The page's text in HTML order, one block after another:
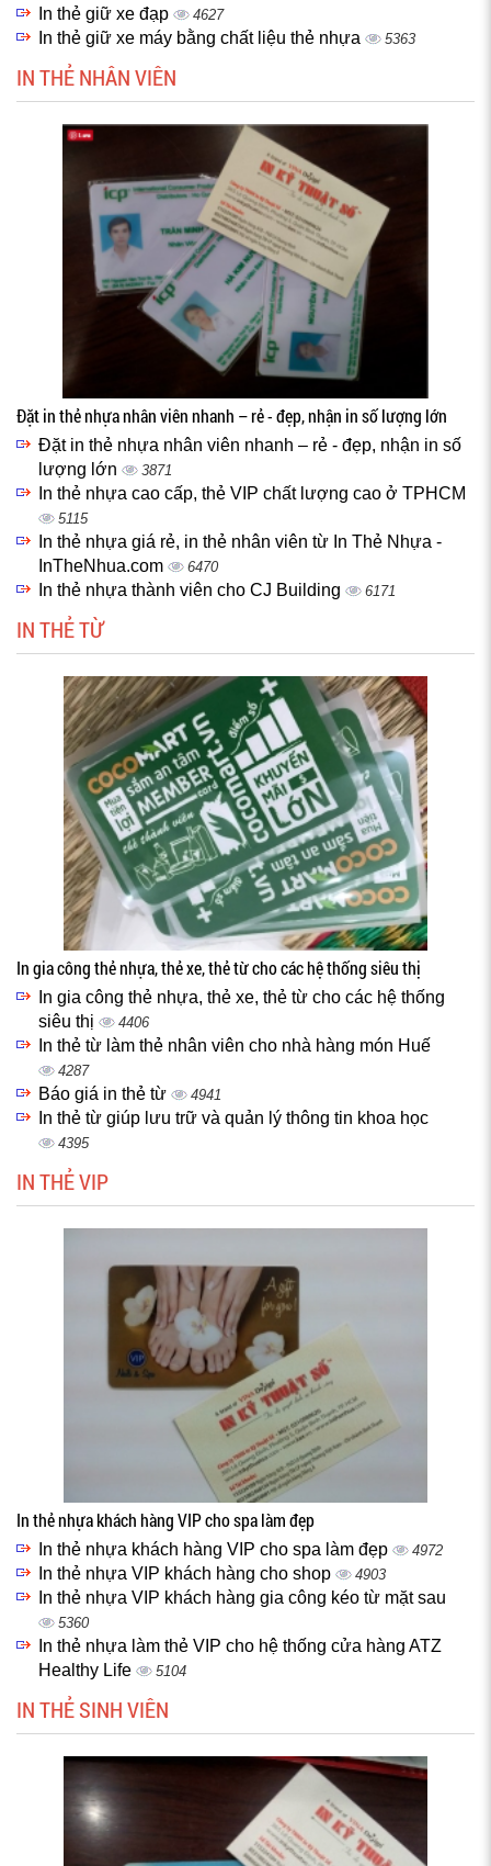
In thẻ giữ xe đạp 4627
In thẻ giữ xe máy bằng chất liệu thẻ nhựa 5363
IN THẺ NHÂN VIÊN
Đặt in thẻ nhựa nhân viên nhanh – rẻ - đẹp, nhận in số lượng lớn
Đặt in thẻ nhựa nhân viên nhanh – rẻ - đẹp, nhận in số
lượng lớn
3871
In thẻ nhựa cao cấp, thẻ VIP chất lượng cao ở TPHCM
5115
In thẻ nhựa giá rẻ, in thẻ nhân viên từ In Thẻ Nhựa -
InTheNhua.com
6470
In thẻ nhựa thành viên cho CJ Building 6171
IN THẺ TỪ
In gia công thẻ nhựa, thẻ xe, thẻ từ cho các hệ thống siêu thị
In gia công thẻ nhựa, thẻ xe, thẻ từ cho các hệ thống
siêu thị
4406
In thẻ từ làm thẻ nhân viên cho nhà hàng món Huế
4287
Báo giá in thẻ từ 4941
In thẻ từ giúp lưu trữ và quản lý thông tin khoa học
4395
IN THẺ VIP
In thẻ nhựa khách hàng VIP cho spa làm đẹp
In thẻ nhựa khách hàng VIP cho spa làm đẹp 4972
In thẻ nhựa VIP khách hàng cho shop 4903
In thẻ nhựa VIP khách hàng gia công kéo từ mặt sau
5360
In thẻ nhựa làm thẻ VIP cho hệ thống cửa hàng ATZ
Healthy Life
5104
IN THẺ SINH VIÊN